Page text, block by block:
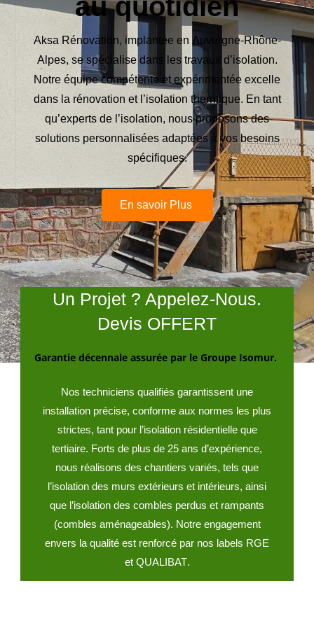
au quotidien
Aksa Rénovation, implantée enAuvergne-Rhône-
Alpes, se spécialisedans lestravaux d’isolation.
Notre équipe compétente et expérimentée excelle
dans la rénovation et l’isolation thermique. En tant
qu’experts de l’isolation, nous proposons des
solutions personnaliséesadaptées à vos besoins
spécifiques.
En savoir Plus
Un Projet ? Appelez-Nous.
Devis OFFERT
Garantie décennale assurée par le Groupe Isomur.
Nos techniciens qualifiés garantissent une
installation précise, conforme aux normes les plus
strictes, tant pour l’isolation résidentielle que
tertiaire. Forts de plus de 25 ans d’expérience,
nous réalisons des chantiers variés, tels que
l’isolation des murs extérieurs et intérieurs, ainsi
que l’isolation des combles perdus et rampants
(combles aménageables). Notre engagement
envers la qualité est renforcé par nos labels RGE
et QUALIBAT.